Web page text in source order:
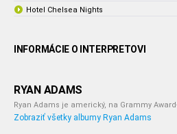
Hotel Chelsea Nights
INFORMÁCIE O INTERPRETOVI
RYAN ADAMS
Ryan Adams je americký, na Grammy
Zobraziť všetky albumy Ryan Adams